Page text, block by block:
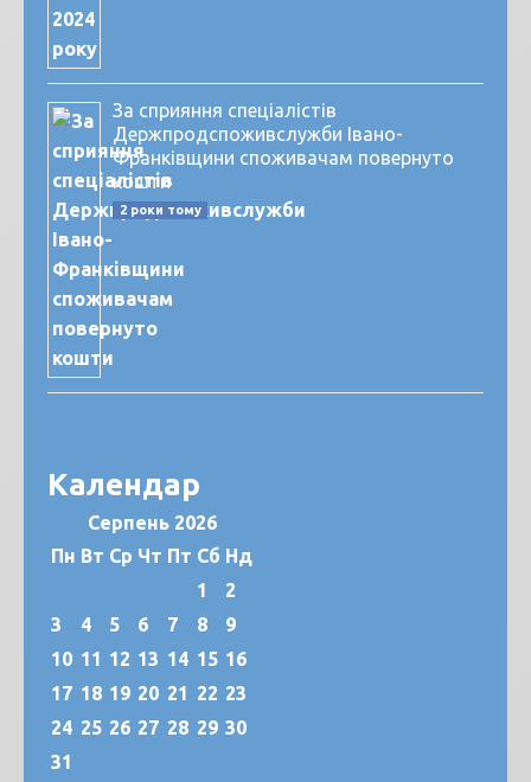
За сприяння спеціалістів
Держпродспоживслужби Івано-
Франківщини споживачам повернуто
кошти
2 роки тому
Календар
Серпень 2026
Пн Вт Ср Чт Пт Сб Нд
1
2
3
4 5 6 7 8
9
10 11 12 13 14 15 16
17 18 19 20 21 22 23
24 25 26 27 28 29 30
31